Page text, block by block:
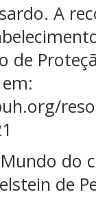
A
de
Mundo
de